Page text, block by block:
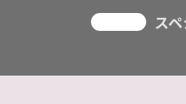
ス